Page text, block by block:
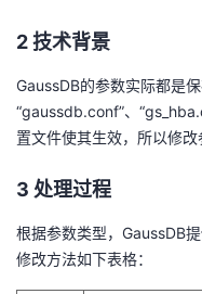
页
开
发
者
我
的
我
2技术背景
GaussDB的参数实际都是
“gaussdb.conf”、
置文件使其生效，所以修改
3 处理过程
根据参数类型，GaussDB
修改方法如下表格：